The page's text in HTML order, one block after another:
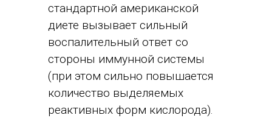
стандартной американской
диете вызывает сильный
воспалительный ответ со
стороны иммунной системы
(при этом сильно повышается
количество выделяемых
реактивных форм кислорода).